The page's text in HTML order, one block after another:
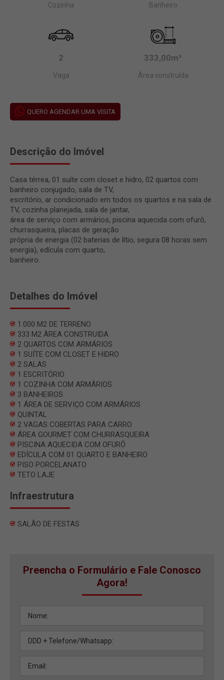
Cozinha Banheiro
2
Vaga
333,00m²
Área construída
QUERO AGENDAR UMA VISITA
Descrição do Imóvel
Casa térrea, 01 suíte com closet e hidro, 02 quartos com
banheiro conjugado, sala de TV,
escritório, ar condicionado em todos os quartos e na sala de
TV, cozinha planejada, sala de jantar,
área de serviço com armários, piscina aquecida com ofurô,
churrasqueira, placas de geração
própria de energia (02 baterias de lítio, segura 08 horas sem
energia), edícula com quarto,
banheiro.
Detalhes do Imóvel
1.000 M2 DE TERRENO
333 M2 ÀREA CONSTRUIDA
2 QUARTOS COM ARMÁRIOS
1 SUÍTE COM CLOSET E HIDRO
2 SALAS
1 ESCRITÓRIO
1 COZINHA COM ARMÁRIOS
3 BANHEIROS
1 ÁREA DE SERVIÇO COM ARMÁRIOS
QUINTAL
2 VAGAS COBERTAS PARA CARRO
ÁREA GOURMET COM CHURRASQUEIRA
PISCINA AQUECIDA COM OFURÔ
EDÍCULA COM 01 QUARTO E BANHEIRO
PISO PORCELANATO
TETO LAJE
Infraestrutura
SALÃO DE FESTAS
Preencha o Formulário e Fale Conosco
Agora!